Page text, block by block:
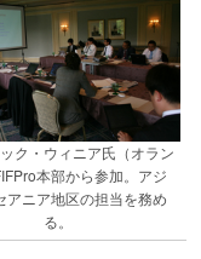
ク・ウィニア氏（オラン
本部から参加。アジ
アニア地区の担当を務め
る。